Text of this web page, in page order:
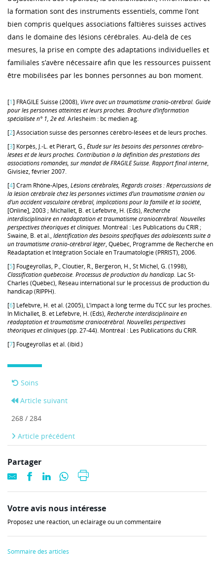
la formation sont des instruments essentiels, comme l’ont
bien compris quelques associations faîtières suisses actives
dans le domaine des lésions cérébrales. Au-delà de ces
mesures, la prise en compte des adaptations individuelles et
familiales s’avère nécessaire afin que les ressources puissent
être mobilisées par les bonnes personnes au bon moment.
[1] FRAGILE Suisse (2008), Vivre avec un traumatisme cranio-cérébral. Guide
pour les personnes atteintes et leurs proches. Brochure d’information
spécialisée n° 1, 2e éd. Arlesheim : bc medien ag.
[2] Association suisse des personnes cérébro-lésées et de leurs proches.
[3] Korpès, J.-L. et Piérart, G., Étude sur les besoins des personnes cérébro-
lésées et de leurs proches. Contribution à la définition des prestations des
associations romandes, sur mandat de FRAGILE Suisse. Rapport final interne,
Givisiez, février 2007.
[4] Cram Rhône-Alpes, Lésions cérébrales, Regards croisés : Répercussions de
la lésion cérébrale chez les personnes victimes d’un traumatisme crânien ou
d’un accident vasculaire cérébral, implications pour la famille et la société,
[Online], 2003 ; Michallet, B. et Lefebvre, H. (Eds), Recherche
interdisciplinaire en réadaptation et traumatisme craniocérébral. Nouvelles
perspectives théoriques et cliniques. Montréal : Les Publications du CRIR ;
Swaine, B. et al., Identification des besoins spécifiques des adolescents suite à
un traumatisme cranio-cérébral léger, Québec, Programme de Recherche en
Réadaptation et Intégration Sociale en Traumatologie (PRRIST), 2006.
[5] Fougeyrollas, P., Cloutier, R., Bergeron, H., St Michel, G. (1998),
Classification québécoise. Processus de production du handicap. Lac St-
Charles (Québec), Réseau international sur le processus de production du
handicap (RIPPH).
[6] Lefebvre, H. et al. (2005), L’impact à long terme du TCC sur les proches.
In Michallet, B. et Lefebvre, H. (Eds), Recherche interdisciplinaire en
réadaptation et traumatisme craniocérébral. Nouvelles perspectives
théoriques et cliniques(pp. 27-44). Montréal : Les Publications du CRIR.
[7] Fougeyrollas et al. (ibid.)
Soins
Article suivant
268 / 284
Article précédent
Partager
Votre avis nous intéresse
Proposez une réaction, un éclairage ou un commentaire
Sommaire des articles